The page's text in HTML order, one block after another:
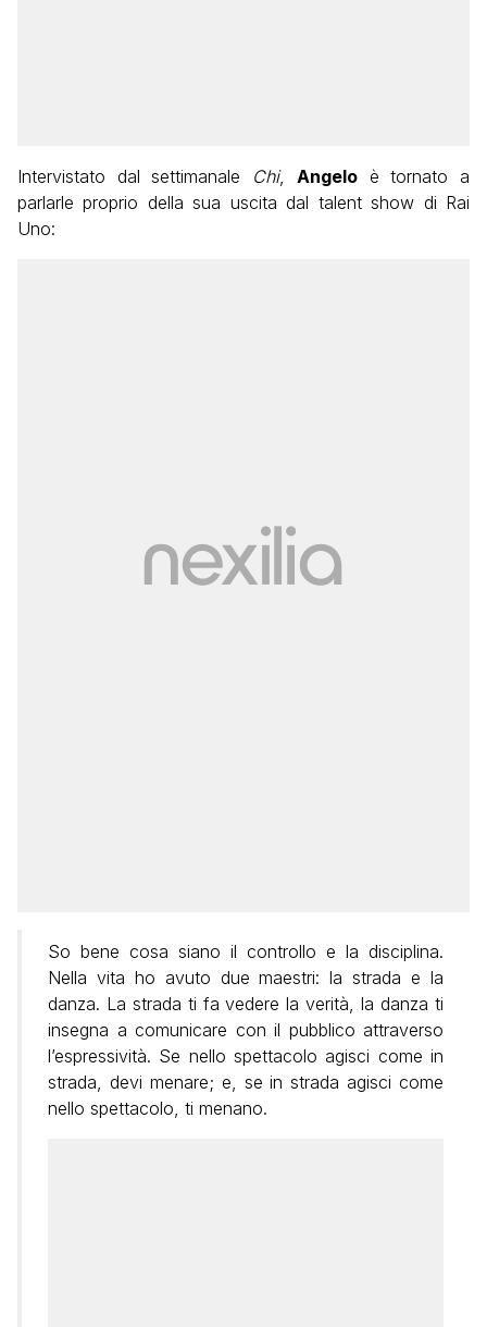
Intervistato dal settimanale Chi, Angeloè tornato a
parlarle proprio della sua uscita dal talent show di Rai
Uno:
So bene cosa siano il controllo e la disciplina.
Nella vita ho avuto due maestri: la strada e la
danza. La strada ti fa vedere la verità, la danza ti
insegna a comunicare con il pubblico attraverso
l’espressività. Se nello spettacolo agisci come in
strada, devi menare; e, se in strada agisci come
nello spettacolo, ti menano.